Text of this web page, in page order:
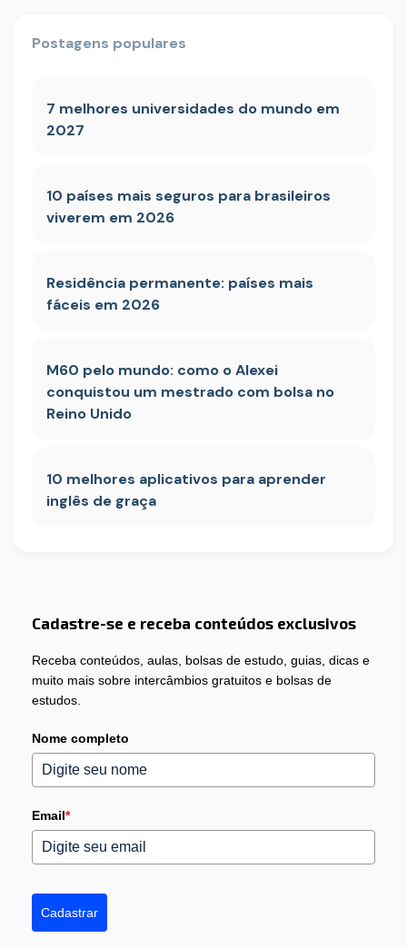
Postagens populares
7 melhores universidades do mundo em
2027
10 países mais seguros para brasileiros
viverem em 2026
Residência permanente: países mais
fáceis em 2026
M60 pelo mundo: como o Alexei
conquistou um mestrado com bolsa no
Reino Unido
10 melhores aplicativos para aprender
inglês de graça
Cadastre-se e receba conteúdos exclusivos
Receba conteúdos, aulas, bolsas de estudo, guias, dicas e
muito mais sobre intercâmbios gratuitos e bolsas de
estudos.
Nome completo
Email*
Cadastrar